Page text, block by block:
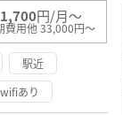
円/月～
費用他 33,000円～
駅近
wifiあり